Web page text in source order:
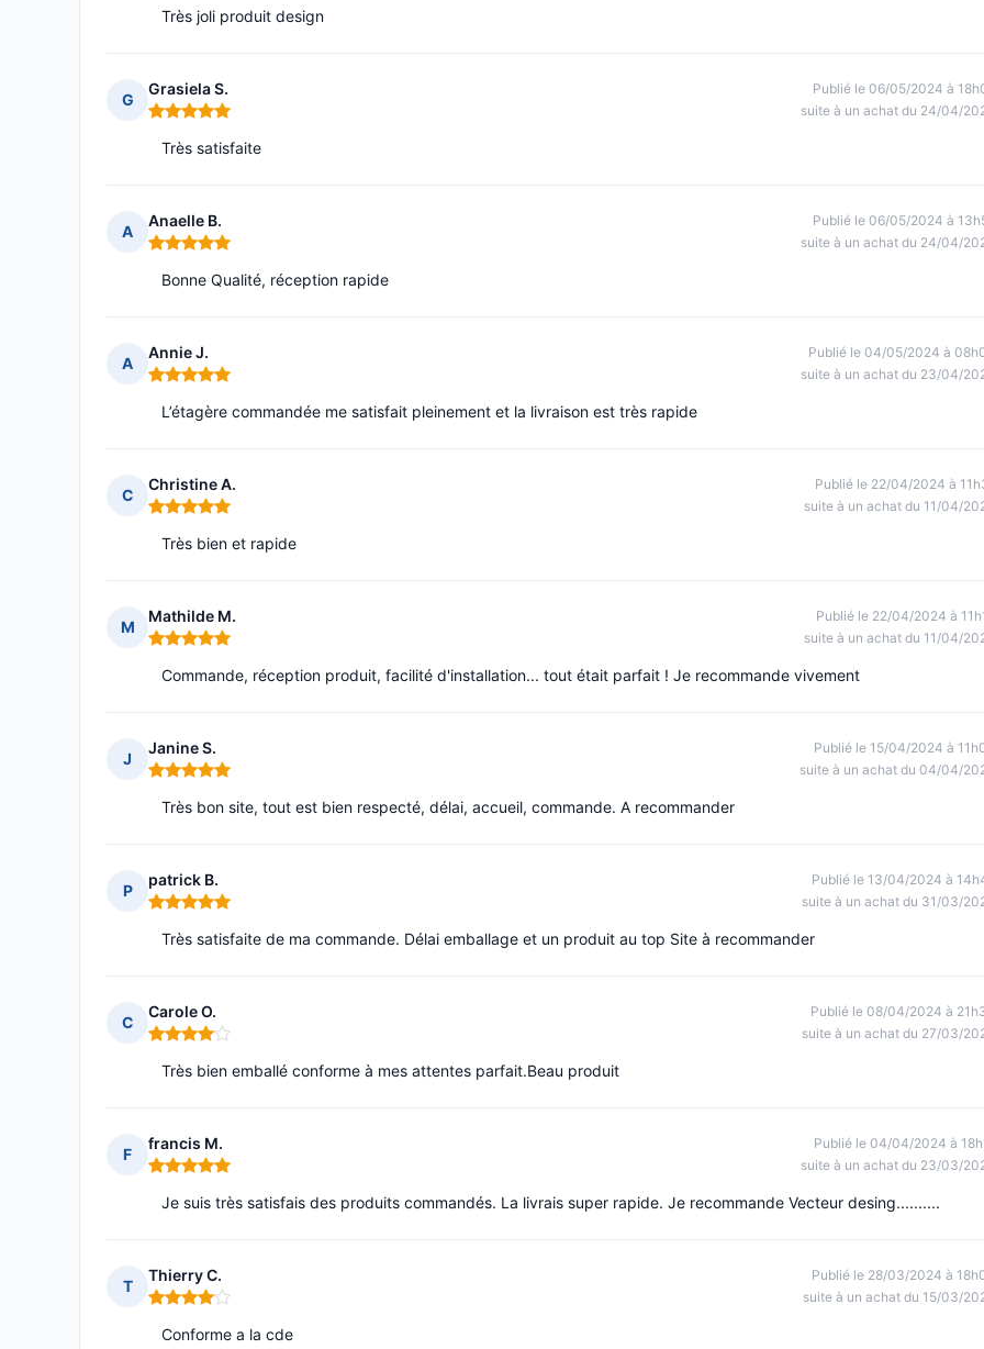
Très joli produit design
G
Grasiela S.
Note : 5 sur 5
Publié le 06/05/2024 à
suite à un achat du 24/04/
Très satisfaite
A
Anaelle B.
Note : 5 sur 5
Publié le 06/05/2024 à
suite à un achat du 24/04/
Bonne Qualité, réception rapide
A
Annie J.
Note : 5 sur 5
Publié le 04/05/2024 à
suite à un achat du 23/04/
L’étagère commandée me satisfait pleinement et la livraison est très rapide
C
Christine A.
Note : 5 sur 5
Publié le 22/04/2024 à
suite à un achat du 11/04/
Très bien et rapide
M
Mathilde M.
Note : 5 sur 5
Publié le 22/04/2024 à
suite à un achat du 11/04/
Commande, réception produit, facilité d'installation... tout était parfait ! Je recommande vivement
J
Janine S.
Note : 5 sur 5
Publié le 15/04/2024 à
suite à un achat du 04/04/
Très bon site, tout est bien respecté, délai, accueil, commande. A recommander
P
patrick B.
Note : 5 sur 5
Publié le 13/04/2024 à
suite à un achat du 31/03/
Très satisfaite de ma commande. Délai emballage et un produit au top Site à recommander
C
Carole O.
Note : 4 sur 5
Publié le 08/04/2024 à
suite à un achat du 27/03/
Très bien emballé conforme à mes attentes parfait.Beau produit
F
francis M.
Note : 5 sur 5
Publié le 04/04/2024 à
suite à un achat du 23/03/
Je suis très satisfais des produits commandés. La livrais super rapide. Je recommande Vecteur desing..........
T
Thierry C.
Note : 4 sur 5
Publié le 28/03/2024 à
suite à un achat du 15/03/
Conforme a la cde